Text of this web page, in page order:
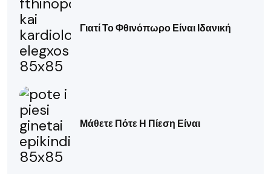
Γιατί Το Φθινόπωρο Είναι Ιδανική
Μάθετε Πότε Η Πίεση Είναι